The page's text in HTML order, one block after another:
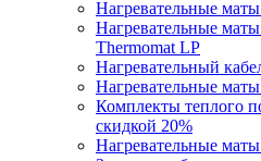
Нагревательные
Нагревательные
Thermomat LP
Нагревательный
Нагревательные
Комплекты теплого
скидкой 20%
Нагревательные